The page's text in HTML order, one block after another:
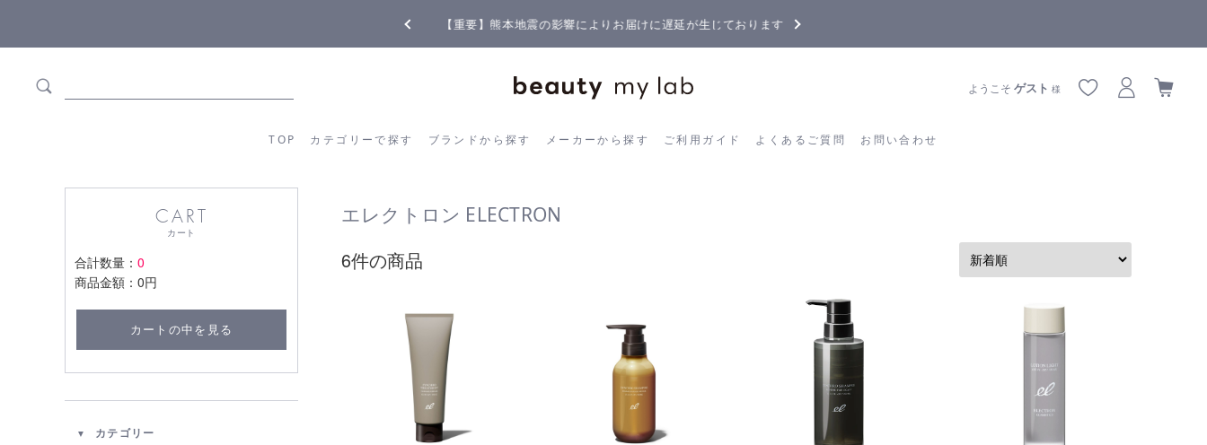
【重要】熊本地震の影響によりお届けに遅延が生じております
TOP カテゴリーで探す ブランドから探す メーカーから探す ご利用ガイド よくあるご質問 お問い合わせ
ようこそゲスト 様
カテゴリーから探す ブランドから探す メーカーから探す ご利用ガイド よくあるご質問
CART
カート
合計数量： 0
商品金額： 0円
カートの中を見る
カテゴリー
エレクトロン ELECTRON
6件の商品